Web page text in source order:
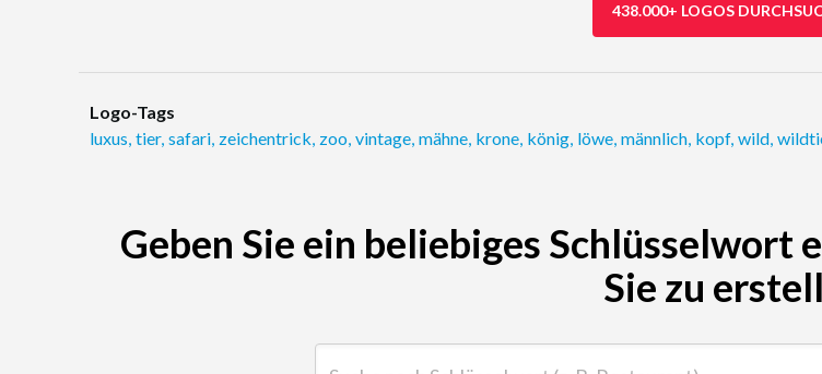
438.000+ LOGOS
Logo-Tags
luxus, tier, safari, zeichentrick, zoo, vintage, mähne, krone, könig, löwe, männlich, kopf, wild,
Geben Sie ein beliebiges Schlüsselwort
Sie zu